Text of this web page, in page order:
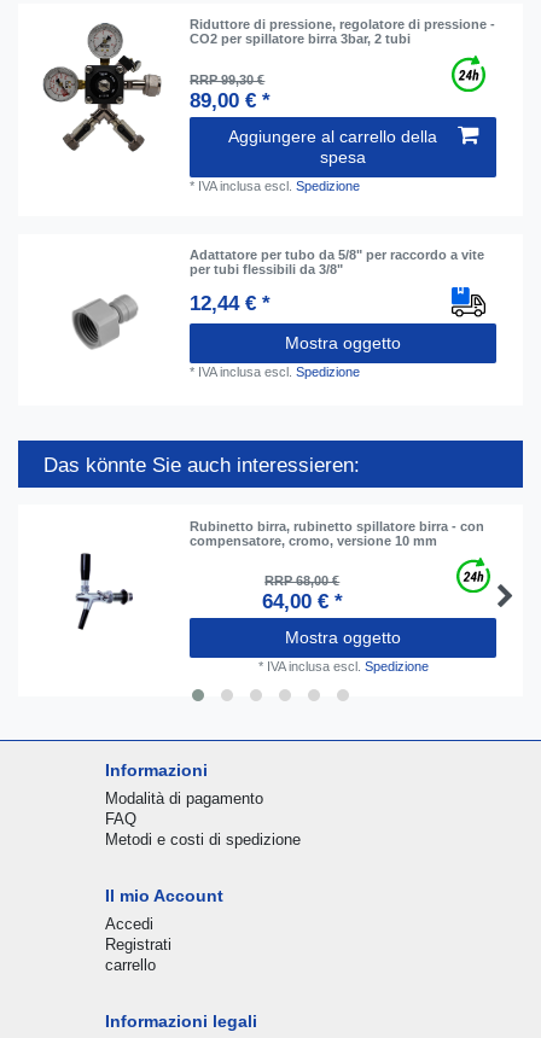
Riduttore di pressione, regolatore di pressione -
CO2 per spillatore birra 3bar, 2 tubi
RRP 99,30 €
89,00 € *
Aggiungere al carrello della
spesa
* IVA inclusa escl.Spedizione
Adattatore per tubo da 5/8" per raccordo a vite
per tubi flessibili da 3/8"
12,44 € *
Mostra oggetto
* IVA inclusa escl.Spedizione
Das könnte Sie auch interessieren:
Rubinetto birra, rubinetto spillatore birra - con
compensatore, cromo, versione 10 mm
RRP 68,00 €
64,00 € *
Mostra oggetto
* IVA inclusaescl. Spedizione
Informazioni
Modalità di pagamento
FAQ
Metodi e costi di spedizione
Il mio Account
Accedi
Registrati
carrello
Informazioni legali